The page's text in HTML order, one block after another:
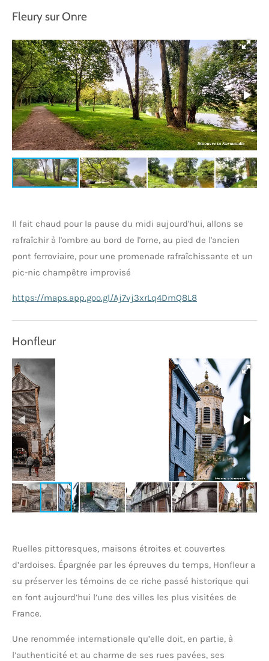
Fleury sur Onre
Il fait chaud pour la pause du midi aujourd'hui, allons se
rafraîchir à l'ombre au bord de l'orne, au pied de l'ancien
pont ferroviaire, pour une promenade rafraîchissante et un
pic-nic champêtre improvisé
https://maps.app.goo.gl/Aj7vj3xrLq4DmQ8L8
Honfleur
Ruelles pittoresques, maisons étroites et couvertes
d’ardoises. Épargnée par les épreuves du temps, Honfleur a
su préserver les témoins de ce riche passé historique qui
en font aujourd’hui l’une des villes les plus visitées de
France.
Une renommée internationale qu’elle doit, en partie, à
l’authenticité et au charme de ses rues pavées, ses